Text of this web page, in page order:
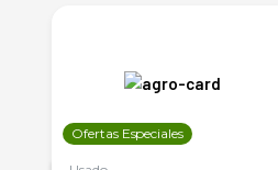
Ofertas Especiales